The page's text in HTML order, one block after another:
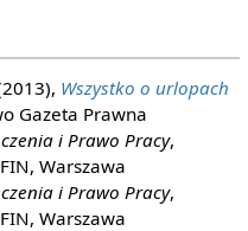
Wszystko o urlopach
Gazeta Prawna
i Prawo Pracy,
Warszawa
i Prawo Pracy,
Warszawa